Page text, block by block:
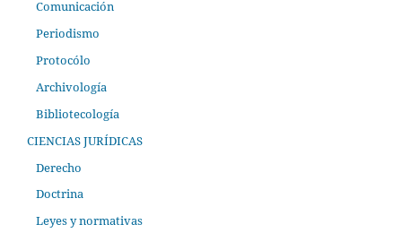
Comunicación
Periodismo
Protocólo
Archivología
Bibliotecología
CIENCIAS JURÍDICAS
Derecho
Doctrina
Leyes y normativas